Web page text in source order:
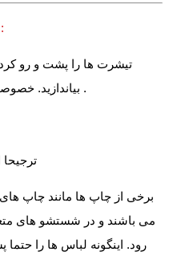
راهنمای شستشوی تیشرت های نخی :
بیاندازید. خصوصا لباس هایی که دارای چاپ می باشند .
می باشند و در شستشو های
رود. اینگونه لباس ها را